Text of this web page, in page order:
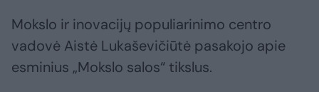
Mokslo ir inovacijų populiarinimo centro
vadovė Aistė Lukaševičiūtė pasakojo apie
esminius „Mokslo salos“ tikslus.